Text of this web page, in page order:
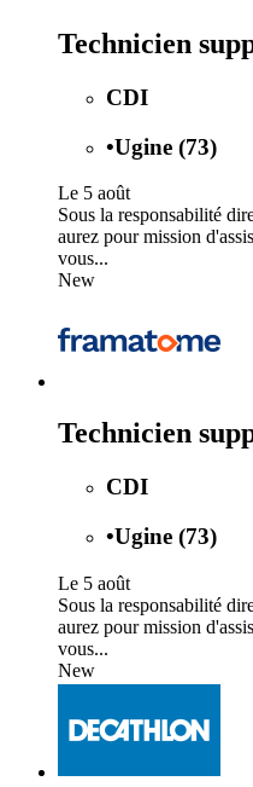
Technicien
CDI
•Ugine (73)
Le 5 août
Sous la responsabilité
aurez pour mission
vous...
New
Technicien
CDI
•Ugine (73)
Le 5 août
Sous la responsabilité
aurez pour mission
vous...
New